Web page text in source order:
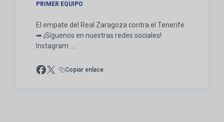
PRIMER EQUIPO
El empate del Real Zaragoza contra el Tenerife
➡ ¡Síguenos en nuestras redes sociales!
Instagram: ...
Copiar enlace